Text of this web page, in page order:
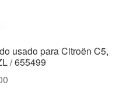
usado para Citroën C5,
/ 655499